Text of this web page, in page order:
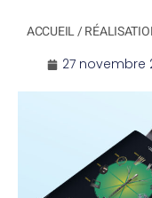
ACCUEIL/
27 novembre